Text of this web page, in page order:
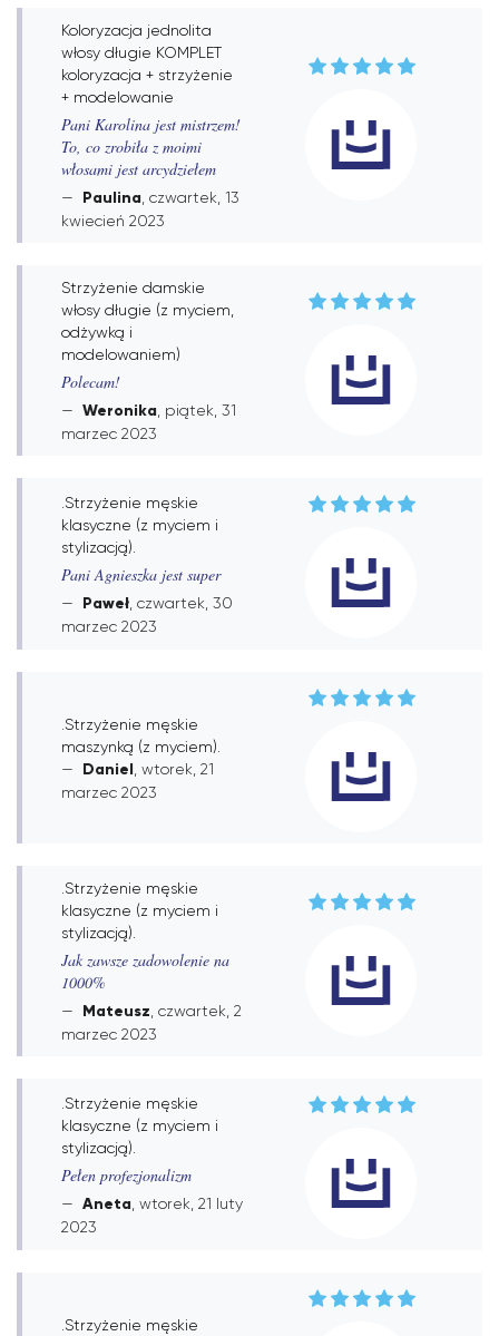
Koloryzacja jednolita
włosy długie KOMPLET
koloryzacja + strzyżenie
+ modelowanie
Pani Karolina jest mistrzem!
To, co zrobiła z moimi
włosami jest arcydziełem
Paulina , czwartek, 13
kwiecień 2023
Strzyżenie damskie
włosy długie (z myciem,
odżywką i
modelowaniem)
Polecam!
Weronika , piątek, 31
marzec 2023
.Strzyżenie męskie
klasyczne (z myciem i
stylizacją).
Pani Agnieszka jest super
Paweł , czwartek, 30
marzec 2023
.Strzyżenie męskie
maszynką (z myciem).
Daniel , wtorek, 21
marzec 2023
.Strzyżenie męskie
klasyczne (z myciem i
stylizacją).
Jak zawsze zadowolenie na
1000%
Mateusz , czwartek, 2
marzec 2023
.Strzyżenie męskie
klasyczne (z myciem i
stylizacją).
Pełen profezjonalizm
Aneta , wtorek, 21 luty
2023
.Strzyżenie męskie